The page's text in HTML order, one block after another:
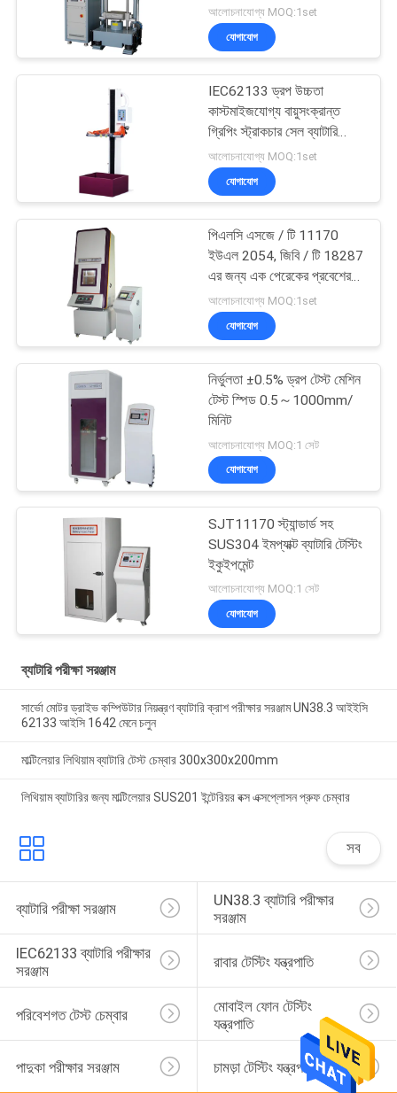
আলোচনাযোগ্য MOQ:1set
যোগাযোগ
IEC62133 ড্রপ উচ্চতা
কাস্টমাইজযোগ্য বায়ুসংক্রান্ত
গ্রিপিং স্ট্রাকচার সেল ব্যাটারি
ইলেকট্রনিক্স ফ্রি ড্রপ টেস্টিং
মেশিন
আলোচনাযোগ্য MOQ:1set
যোগাযোগ
পিএলসি এসজে / টি 11170
ইউএল 2054, জিবি / টি 18287
এর জন্য এক পেরেকের প্রবেশের
ব্যাটারি পরীক্ষার সরঞ্জামগুলিতে
সমস্ত নিয়ন্ত্রণ করে
আলোচনাযোগ্য MOQ:1set
যোগাযোগ
নির্ভুলতা ±0.5% ড্রপ টেস্ট মেশিন
টেস্ট স্পিড 0.5～1000mm/
মিনিট
আলোচনাযোগ্য MOQ:1 সেট
যোগাযোগ
SJT11170 স্ট্যান্ডার্ড সহ
SUS304 ইমপ্যাক্ট ব্যাটারি টেস্টিং
ইকুইপমেন্ট
আলোচনাযোগ্য MOQ:1 সেট
যোগাযোগ
ব্যাটারি পরীক্ষা সরঞ্জাম
সার্ভো মোটর ড্রাইভ কম্পিউটার নিয়ন্ত্রণ ব্যাটারি ক্রাশ পরীক্ষার সরঞ্জাম UN38.3 আইইসি
62133 আইসি 1642 মেনে চলুন
মাল্টিলেয়ার লিথিয়াম ব্যাটারি টেস্ট চেম্বার 300x300x200mm
লিথিয়াম ব্যাটারির জন্য মাল্টিলেয়ার SUS201 ইন্টেরিয়র বক্স এক্সপ্লোসন প্রুফ চেম্বার
সব
ব্যাটারি পরীক্ষা সরঞ্জাম
UN38.3 ব্যাটারি পরীক্ষার
সরঞ্জাম
IEC62133 ব্যাটারি পরীক্ষার
সরঞ্জাম
রাবার টেস্টিং যন্ত্রপাতি
পরিবেশগত টেস্ট চেম্বার
মোবাইল ফোন টেস্টিং
যন্ত্রপাতি
পাদুকা পরীক্ষার সরঞ্জাম চামড়া টেস্টিং যন্ত্রপাতি